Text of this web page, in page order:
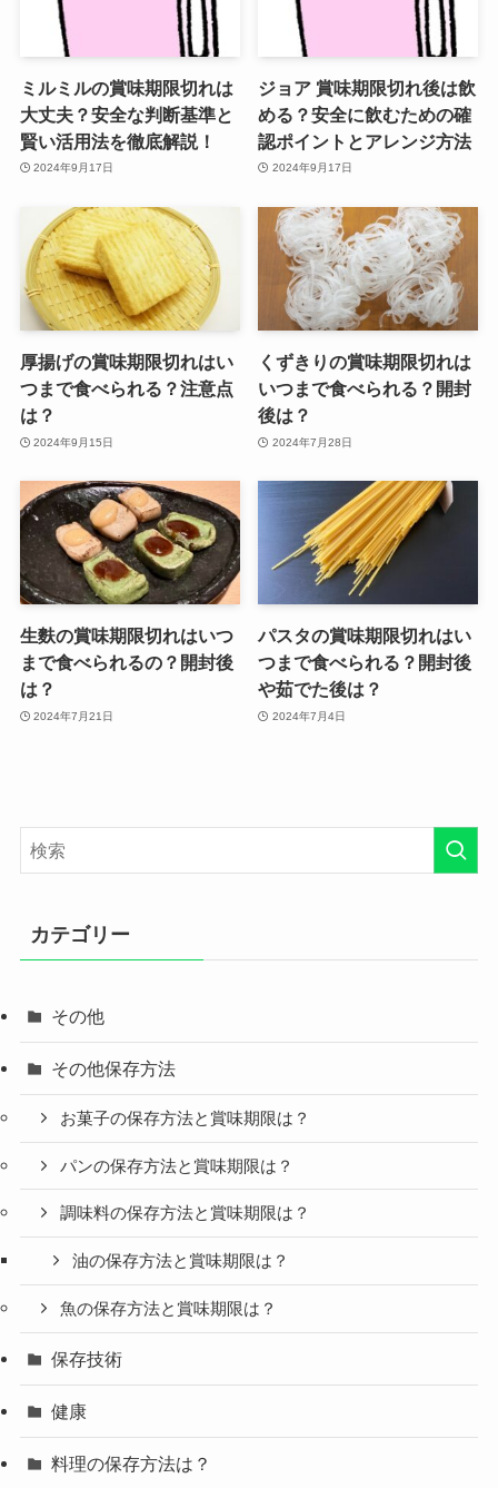
ミルミルの賞味期限切れは
大丈夫？安全な判断基準と
賢い活用法を徹底解説！
2024年9月17日
ジョア 賞味期限切れ後は飲
める？安全に飲むための確
認ポイントとアレンジ方法
2024年9月17日
厚揚げの賞味期限切れはい
つまで食べられる？注意点
は？
2024年9月15日
くずきりの賞味期限切れは
いつまで食べられる？開封
後は？
2024年7月28日
生麩の賞味期限切れはいつ
まで食べられるの？開封後
は？
2024年7月21日
パスタの賞味期限切れはい
つまで食べられる？開封後
や茹でた後は？
2024年7月4日
カテゴリー
その他
その他保存方法
お菓子の保存方法と賞味期限は？
パンの保存方法と賞味期限は？
調味料の保存方法と賞味期限は？
油の保存方法と賞味期限は？
魚の保存方法と賞味期限は？
保存技術
健康
料理の保存方法は？